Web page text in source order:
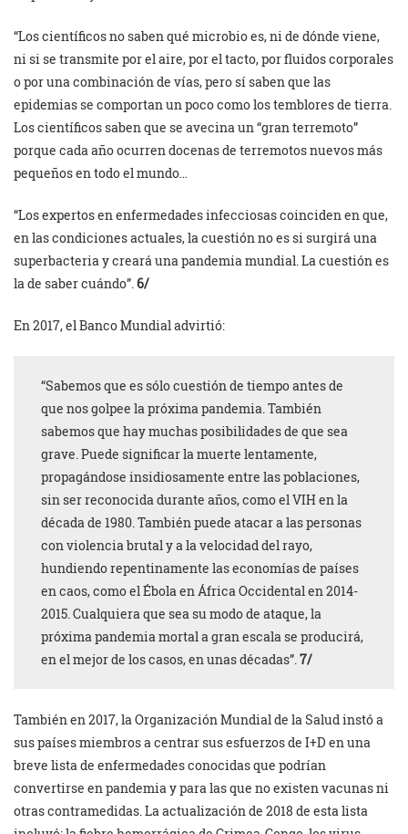
“Los científicos no saben qué microbio es, ni de dónde viene,
ni si se transmite por el aire, por el tacto, por fluidos corporales
o por una combinación de vías, pero sí saben que las
epidemias se comportan un poco como los temblores de tierra.
Los científicos saben que se avecina un “gran terremoto”
porque cada año ocurren docenas de terremotos nuevos más
pequeños en todo el mundo…
“Los expertos en enfermedades infecciosas coinciden en que,
en las condiciones actuales, la cuestión no es si surgirá una
superbacteria y creará una pandemia mundial. La cuestión es
la de saber cuándo”.6/
En 2017, el Banco Mundial advirtió:
“Sabemos que es sólo cuestión de tiempo antes de
que nos golpee la próxima pandemia. También
sabemos que hay muchas posibilidades de que sea
grave. Puede significar la muerte lentamente,
propagándose insidiosamente entre las poblaciones,
sin ser reconocida durante años, como el VIH en la
década de 1980. También puede atacar a las personas
con violencia brutal y a la velocidad del rayo,
hundiendo repentinamente las economías de países
en caos, como el Ébola en África Occidental en 2014-
2015. Cualquiera que sea su modo de ataque, la
próxima pandemia mortal a gran escala se producirá,
en el mejor de los casos, en unas décadas”.7/
También en 2017, la Organización Mundial de la Salud instó a
sus países miembros a centrar sus esfuerzos de I+D en una
breve lista de enfermedades conocidas que podrían
convertirse en pandemia y para las que no existen vacunas ni
otras contramedidas. La actualización de 2018 de esta lista